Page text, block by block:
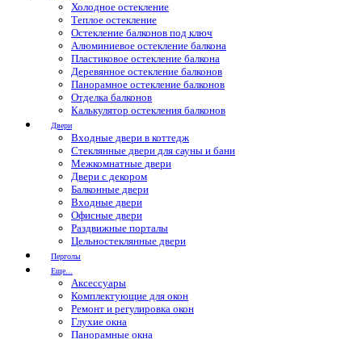
Холодное остекление
Теплое остекление
Остекление балконов под ключ
Алюминиевое остекление балкона
Пластиковое остекление балкона
Деревянное остекление балконов
Панорамное остекление балконов
Отделка балконов
Калькулятор остекления балконов
Двери
Входные двери в коттедж
Стеклянные двери для сауны и бани
Межкомнатные двери
Двери с декором
Балконные двери
Входные двери
Офисные двери
Раздвижные порталы
Цельностеклянные двери
Перголы
Еще...
Аксессуары
Комплектующие для окон
Ремонт и регулировка окон
Глухие окна
Панорамные окна